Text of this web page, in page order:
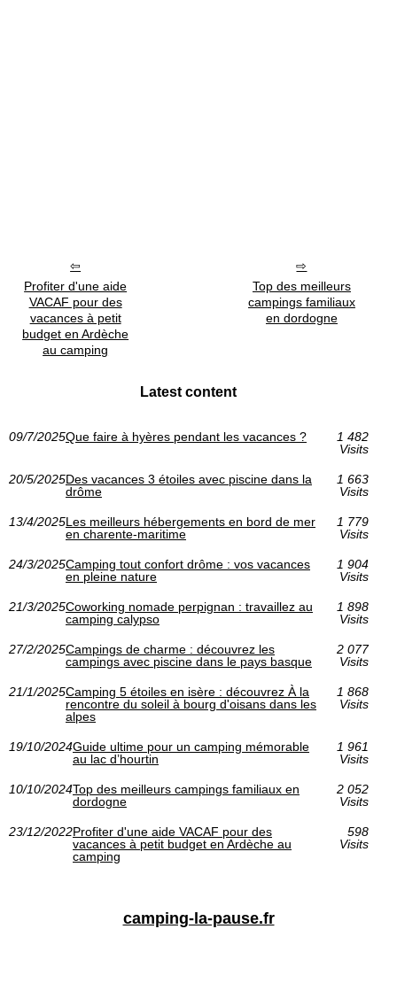
Profiter d'une aide
VACAF pour des
vacances à petit
budget en Ardèche
au camping
Top des meilleurs
campings familiaux
en dordogne
Latest content
09/7/2025Que faire à hyères pendant les vacances ?
1 482
Visits
20/5/2025Des vacances 3 étoiles avec piscine dans la
drôme
1 663
Visits
13/4/2025Les meilleurs hébergements en bord de mer
en charente-maritime
1 779
Visits
24/3/2025Camping tout confort drôme : vos vacances
en pleine nature
1 904
Visits
21/3/2025Coworking nomade perpignan : travaillez au
camping calypso
1 898
Visits
27/2/2025Campings de charme : découvrez les
campings avec piscine dans le pays basque
2 077
Visits
21/1/2025Camping 5 étoiles en isère : découvrez À la
rencontre du soleil à bourg d'oisans dans les
alpes
1 868
Visits
19/10/2024Guide ultime pour un camping mémorable
au lac d’hourtin
1 961
Visits
10/10/2024Top des meilleurs campings familiaux en
dordogne
2 052
Visits
23/12/2022Profiter d'une aide VACAF pour des
vacances à petit budget en Ardèche au
camping
598
Visits
camping-la-pause.fr